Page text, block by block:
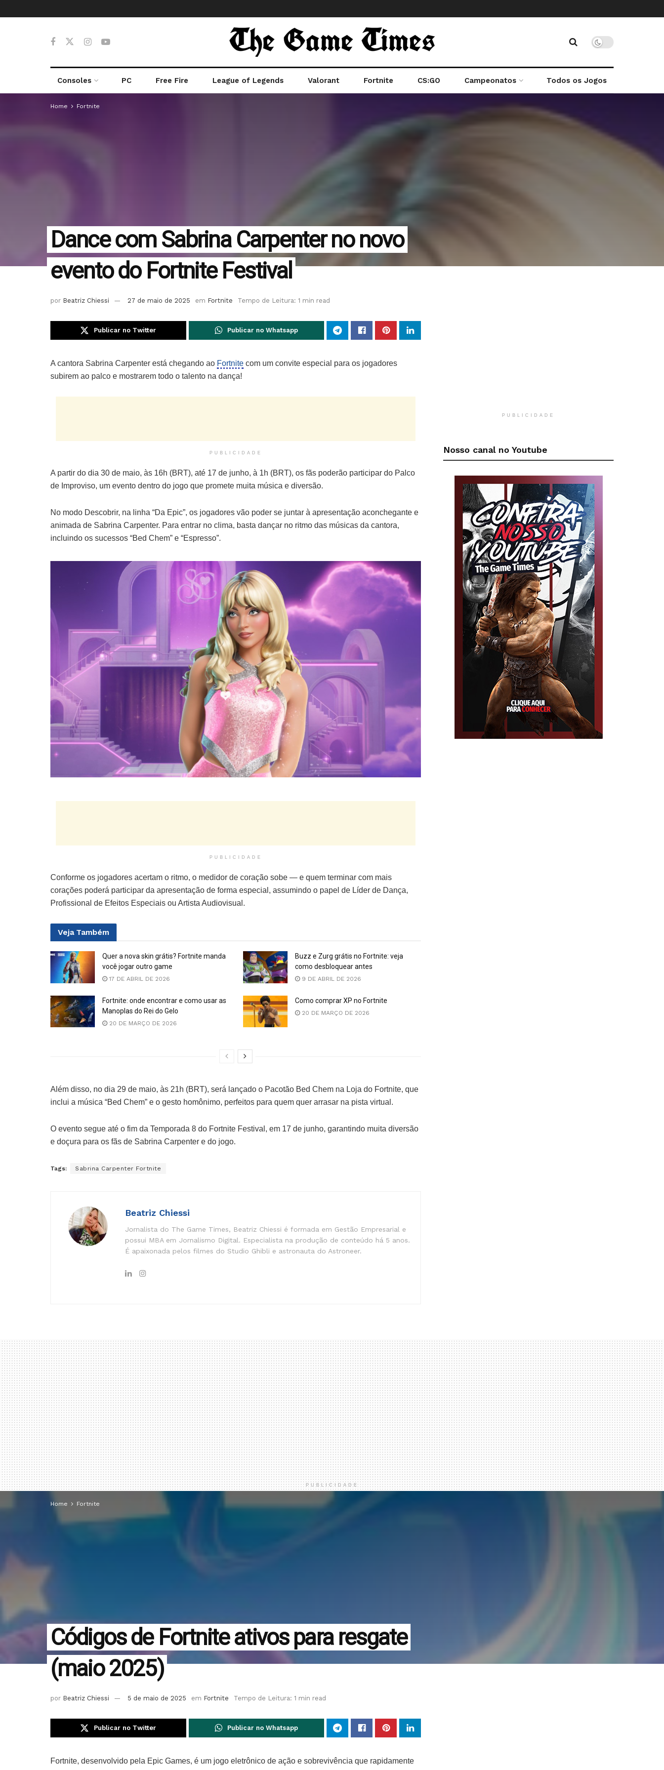
Consoles PC Free Fire League of Legends Valorant Fortnite CS:GO Campeonatos Todos os Jogos
Home Fortnite
Dance com Sabrina Carpenter no novo
evento do Fortnite Festival
por Beatriz Chiessi 27 de maio de 2025 em Fortnite Tempo de Leitura: 1 min read
Publicar no Twitter Publicar no Whatsapp
A cantora Sabrina Carpenter está chegando ao Fortnite com um convite especial para os jogadores
subirem ao palco e mostrarem todo o talento na dança!
PUBLICIDADE
A partir do dia 30 de maio, às 16h (BRT), até 17 de junho, à 1h (BRT), os fãs poderão participar do Palco
de Improviso, um evento dentro do jogo que promete muita música e diversão.
No modo Descobrir, na linha “Da Epic”, os jogadores vão poder se juntar à apresentação aconchegante e
animada de Sabrina Carpenter. Para entrar no clima, basta dançar no ritmo das músicas da cantora,
incluindo os sucessos “Bed Chem” e “Espresso”.
PUBLICIDADE
Conforme os jogadores acertam o ritmo, o medidor de coração sobe — e quem terminar com mais
corações poderá participar da apresentação de forma especial, assumindo o papel de Líder de Dança,
Profissional de Efeitos Especiais ou Artista Audiovisual.
Veja Também
Quer a nova skin grátis? Fortnite manda
você jogar outro game
17 DE ABRIL DE 2026
Buzz e Zurg grátis no Fortnite: veja
como desbloquear antes
9 DE ABRIL DE 2026
Fortnite: onde encontrar e como usar as
Manoplas do Rei do Gelo
20 DE MARÇO DE 2026
Como comprar XP no Fortnite
20 DE MARÇO DE 2026
Além disso, no dia 29 de maio, às 21h (BRT), será lançado o Pacotão Bed Chem na Loja do Fortnite, que
inclui a música “Bed Chem” e o gesto homônimo, perfeitos para quem quer arrasar na pista virtual.
O evento segue até o fim da Temporada 8 do Fortnite Festival, em 17 de junho, garantindo muita diversão
e doçura para os fãs de Sabrina Carpenter e do jogo.
Tags: Sabrina Carpenter Fortnite
Beatriz Chiessi
Jornalista do The Game Times, Beatriz Chiessi é formada em Gestão Empresarial e
possui MBA em Jornalismo Digital. Especialista na produção de conteúdo há 5 anos.
É apaixonada pelos filmes do Studio Ghibli e astronauta do Astroneer.
PUBLICIDADE
Nosso canal no Youtube
PUBLICIDADE
Home Fortnite
Códigos de Fortnite ativos para resgate
(maio 2025)
por Beatriz Chiessi 5 de maio de 2025 em Fortnite Tempo de Leitura: 1 min read
Publicar no Twitter Publicar no Whatsapp
Fortnite, desenvolvido pela Epic Games, é um jogo eletrônico de ação e sobrevivência que rapidamente